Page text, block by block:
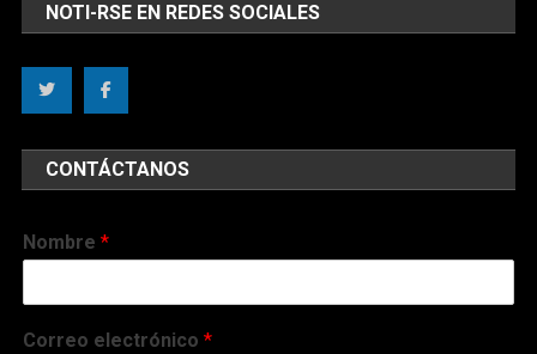
NOTI-RSE EN REDES SOCIALES
CONTÁCTANOS
Nombre*
Correo electrónico*